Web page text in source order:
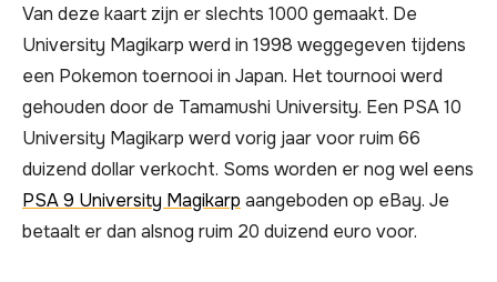
Van deze kaart zijn er slechts 1000 gemaakt. De
University Magikarp werd in 1998 weggegeven tijdens
een Pokemon toernooi in Japan. Het tournooi werd
gehouden door de Tamamushi University. Een PSA 10
University Magikarp werd vorig jaar voor ruim 66
duizend dollar verkocht. Soms worden er nog wel eens
PSA 9 University Magikarp aangeboden op eBay. Je
betaalt er dan alsnog ruim 20 duizend euro voor.